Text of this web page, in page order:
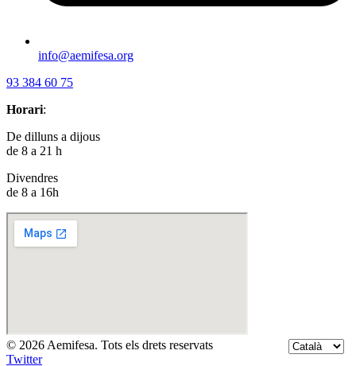
info@aemifesa.org
93 384 60 75
Horari:
De dilluns a dijous
de 8 a 21 h
Divendres
de 8 a 16h
© 2026 Aemifesa. Tots els drets reservats
Twitter